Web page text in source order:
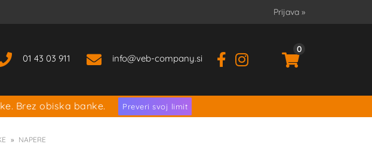
Prijava »
01 43 03 911 info veb-company.si
0
Brez obiska banke. Preveri svoj limit
NAPERE